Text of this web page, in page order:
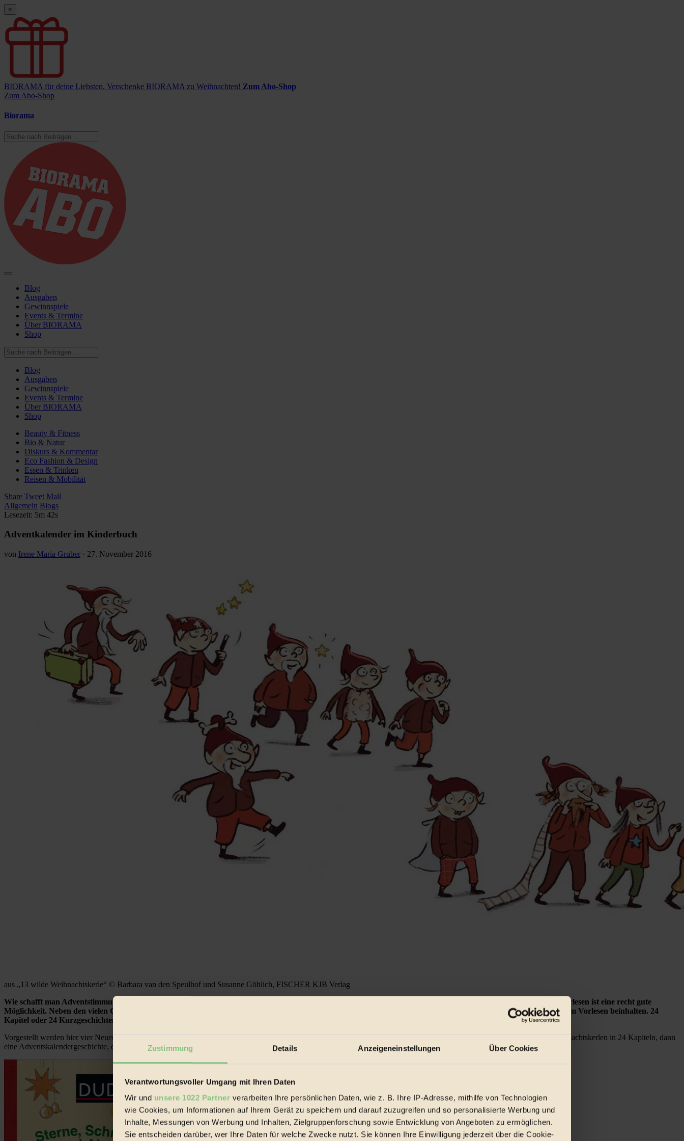
Zustimmung Details Anzeigeneinstellungen Über Cookies
Verantwortungsvoller Umgang mit Ihren Daten
Wir und unsere 1022 Partner verarbeiten Ihre persönlichen Daten, wie z. B. Ihre IP-Adresse, mithilfe von Technologien
wie Cookies, um Informationen auf Ihrem Gerät zu speichern und darauf zuzugreifen und so personalisierte Werbung und
Inhalte, Messungen von Werbung und Inhalten, Zielgruppenforschung sowie Entwicklung von Angeboten zu ermöglichen.
Sie entscheiden darüber, wer Ihre Daten für welche Zwecke nutzt. Sie können Ihre Einwilligung jederzeit über die Cookie-
×
BIORAMA für deine Liebsten. Verschenke BIORAMA zu Weihnachten! Zum Abo-Shop
Zum Abo-Shop
Biorama
Blog
Ausgaben
Gewinnspiele
Events & Termine
Über BIORAMA
Shop
Blog
Ausgaben
Gewinnspiele
Events & Termine
Über BIORAMA
Shop
Beauty & Fitness
Bio & Natur
Diskurs & Kommentar
Eco Fashion & Design
Essen & Trinken
Reisen & Mobilität
Share Tweet Mail
Allgemein Blogs
Lesezeit: 5m 42s
Adventkalender im Kinderbuch
von Irene Maria Gruber · 27. November 2016
aus „13 wilde Weihnachtskerle“ © Barbara van den Speulhof und Susanne Göhlich, FISCHER KJB Verlag
Wie schafft man Adventstimmung für Kinder und auf welche Weise kann man die lange Wartezeit bis zum Weihnachtsfest bestmöglich nützen? Gemeinsames Bücherlesen ist eine recht gute
Möglichkeit. Neben den vielen Geschichten, die eigens für diese Zeit geschrieben wurden, gibt es auch Kinderbücher, die für jeden Tag im Advent einen Abschnitt zum Vorlesen beinhalten. 24
Kapitel oder 24 Kurzgeschichten – sozusagen ein Adventkalender im Buch.
Vorgestellt werden hier vier Neuerscheinungen für ganz unterschiedliche Lesevorlieben: eine einfache Adventsgeschichte für Erstleser, das Abenteuer von 13 isländischen Weihnachtskerlen in 24 Kapiteln, dann
eine Adventskalendergeschichte, die von Toleranz und Hilfsbereitschaft gegenüber Flüchtlingen erzählt, und schließlich noch eine weihnachtliche Reise um die Welt.